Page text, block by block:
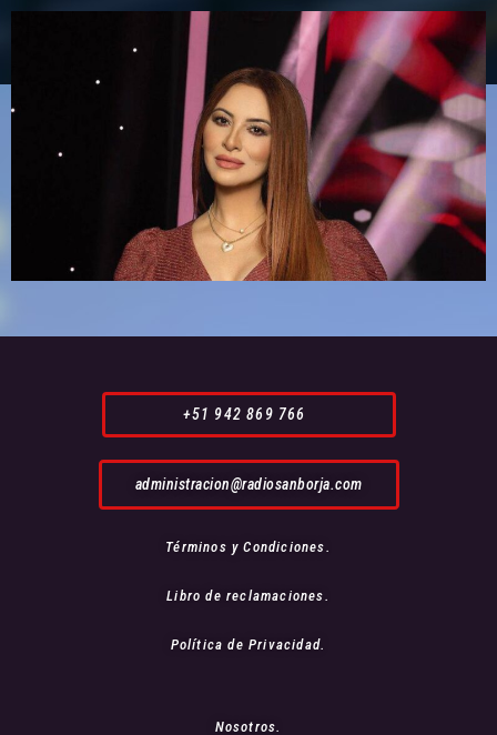
+51 942 869 766
administracion@radiosanborja.com
Términos y Condiciones.
Libro de reclamaciones.
Política de Privacidad.
Nosotros.